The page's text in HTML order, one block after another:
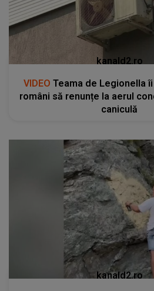
kanald2.ro
VIDEO Teama de Legionella
români să renunțe la aerul
caniculă
kanald2.ro